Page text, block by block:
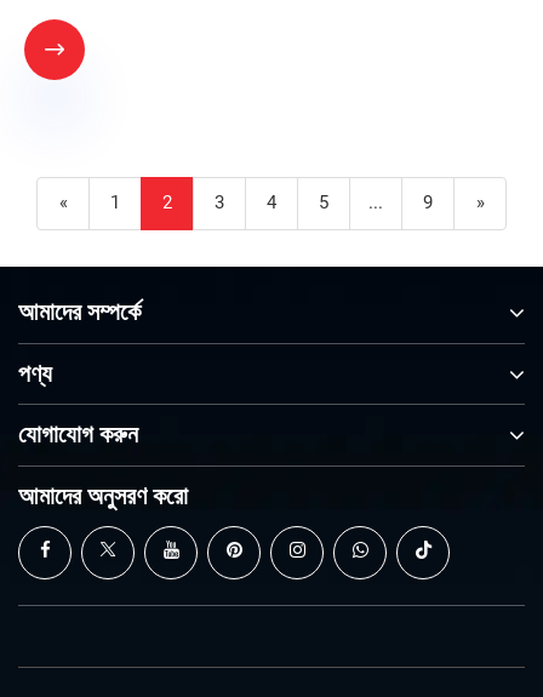

« 1 2 3 4 5 ... 9 »
আমাদের সম্পর্কে
পণ্য
যোগাযোগ করুন
আমাদের অনুসরণ করো